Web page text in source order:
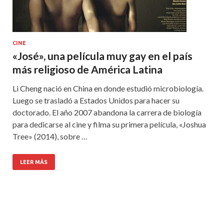
CINE
«José», una película muy gay en el país
más religioso de América Latina
Li Cheng nació en China en donde estudió microbiología.
Luego se trasladó a Estados Unidos para hacer su
doctorado. El año 2007 abandona la carrera de biología
para dedicarse al cine y filma su primera película, «Joshua
Tree» (2014), sobre …
LEER MÁS